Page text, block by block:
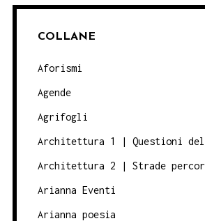
COLLANE
Aforismi
Agende
Agrifogli
Architettura 1 | Questioni
Architettura 2 | Strade
Arianna Eventi
Arianna poesia